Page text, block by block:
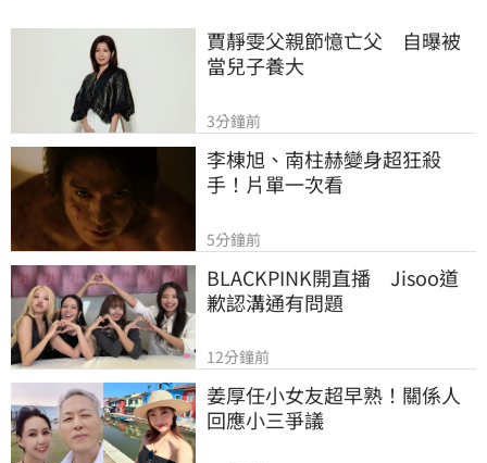
賈靜雯父親節憶亡父　自曝被
當兒子養大
3分鐘前
李棟旭、南柱赫變身超狂殺
手！片單一次看
5分鐘前
BLACKPINK開直播　Jisoo道
歉認溝通有問題
12分鐘前
姜厚任小女友超早熟！關係人
回應小三爭議